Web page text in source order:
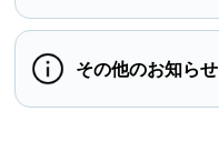
その他のお知らせ